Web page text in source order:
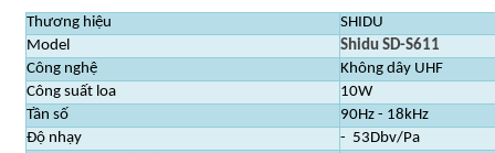
Thương hiệu
SHIDU
Model
Shidu SD-S611
Công nghệ
Không dây UHF
Công suất loa
10W
Tần số
90Hz - 18kHz
Độ nhạy
- 53Dbv/Pa